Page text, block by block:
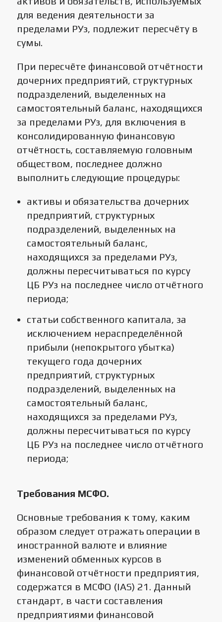
для ведения деятельности за
пределами РУз, подлежит пересчёту в
сумы.
При пересчёте финансовой отчётности
дочерних предприятий, структурных
подразделений, выделенных на
самостоятельный баланс, находящихся
за пределами РУз, для включения в
консолидированную финансовую
отчётность, составляемую головным
обществом, последнее должно
выполнить следующие процедуры:
активы и обязательства дочерних
предприятий, структурных
подразделений, выделенных на
самостоятельный баланс,
находящихся за пределами РУз,
должны пересчитываться по курсу
ЦБ РУз на последнее число отчётного
периода;
статьи собственного капитала, за
исключением нераспределённой
прибыли (непокрытого убытка)
текущего года дочерних
предприятий, структурных
подразделений, выделенных на
самостоятельный баланс,
находящихся за пределами РУз,
должны пересчитываться по курсу
ЦБ РУз на последнее число отчётного
периода;
Требования МСФО.
Основные требования к тому, каким
образом следует отражать операции в
иностранной валюте и влияние
изменений обменных курсов в
финансовой отчётности предприятия,
содержатся в МСФО (IAS) 21. Данный
стандарт, в части составления
предприятиями финансовой